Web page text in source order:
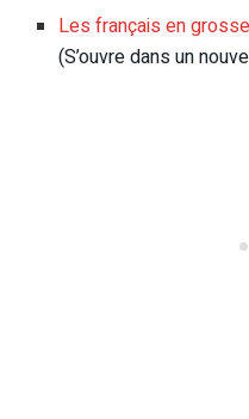
Les français en
(S’ouvre dans un